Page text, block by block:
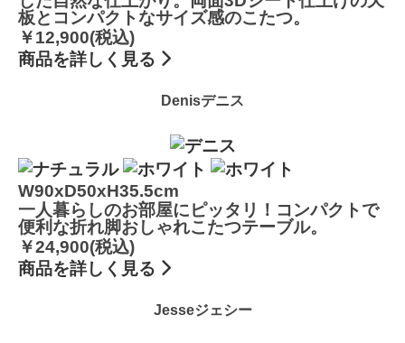
板とコンパクトなサイズ感のこたつ。
￥12,900(税込)
商品を詳しく見る
Denisデニス
W90xD50xH35.5cm
一人暮らしのお部屋にピッタリ！コンパクトで
便利な折れ脚おしゃれこたつテーブル。
￥24,900(税込)
商品を詳しく見る
Jesseジェシー